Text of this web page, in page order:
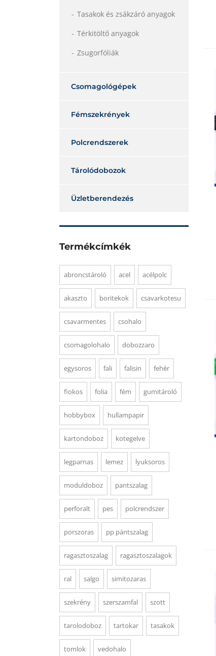
Tasakok és zsákzáró anyagok
Térkitöltő anyagok
Zsugorfóliák
Csomagológépek
Fémszekrények
Polcrendszerek
Tárolódobozok
Üzletberendezés
Termékcímkék
abroncstároló acel acélpolc
akaszto boritekok csavarkotesu
csavarmentes csohalo
csomagolohalo dobozzaro
egysoros fali falisin fehér
fiokos folia fém gumitároló
hobbybox hullampapir
kartondoboz kotegelve
legparnas lemez lyuksoros
moduldoboz pantszalag
perforalt pes polcrendszer
porszoras pp pántszalag
ragasztoszalag ragasztoszalagok
ral salgo simitozaras
szekrény szerszamfal szott
tarolodoboz tartokar tasakok
tomlok vedohalo